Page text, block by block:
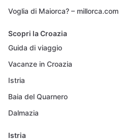
Voglia di Maiorca? – millorca.com
Scopri la Croazia
Guida di viaggio
Vacanze in Croazia
Istria
Baia del Quarnero
Dalmazia
Istria